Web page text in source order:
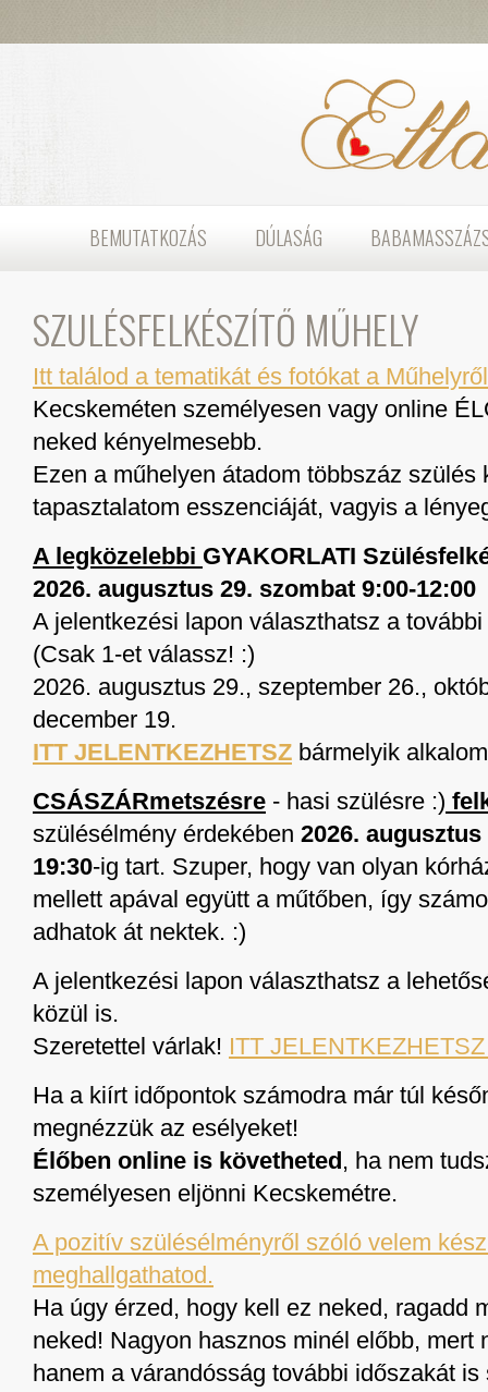
BEMUTATKOZÁS DÚLASÁG
SZÜLÉSFELKÉSZÍTŐ MŰHELY
Itt találod a tematikát és fotókat a
Kecskeméten személyesen vagy online
neked kényelmesebb.
Ezen a műhelyen átadom többszáz szülés
tapasztalatom esszenciáját, vagyis a
A legközelebbi GYAKORLATI
2026. augusztus 29. szombat 9:00-12:00
A jelentkezési lapon választhatsz a
(Csak 1-et válassz! :)
2026. augusztus 29., szeptember 26.,
december 19.
ITT JELENTKEZHETSZ bármelyik
CSÁSZÁRmetszésre - hasi szülésre :)
szülésélmény érdekében 2026.
19:30-ig tart. Szuper, hogy van olyan
mellett apával együtt a műtőben, így
adhatok át nektek. :)
A jelentkezési lapon választhatsz a
közül is.
Szeretettel várlak! ITT
Ha a kiírt időpontok számodra már túl
megnézzük az esélyeket!
Élőben online is követheted , ha nem
személyesen eljönni Kecskemétre.
A pozitív szülésélményről szóló velem
meghallgathatod.
Ha úgy érzed, hogy kell ez neked, ragadd
neked! Nagyon hasznos minél előbb, mert
hanem a várandósság további időszakát